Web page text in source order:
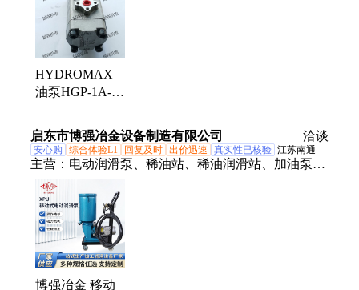
HYDROMAX
油泵HGP-1A-
F6R起重运输机
械 液压配件 配
套
启东市博强冶金设备制造有限公司 洽谈
安心购 综合体验L1 回复及时 出价迅速 真实性已核验 江苏南通
主营： 电动润滑泵、稀油站、稀油润滑站、加油泵、
双线分配器、油气分配器、管接头、脚动润滑泵、压
力操纵阀、给油指示器、高低压油站
博强冶金 移动